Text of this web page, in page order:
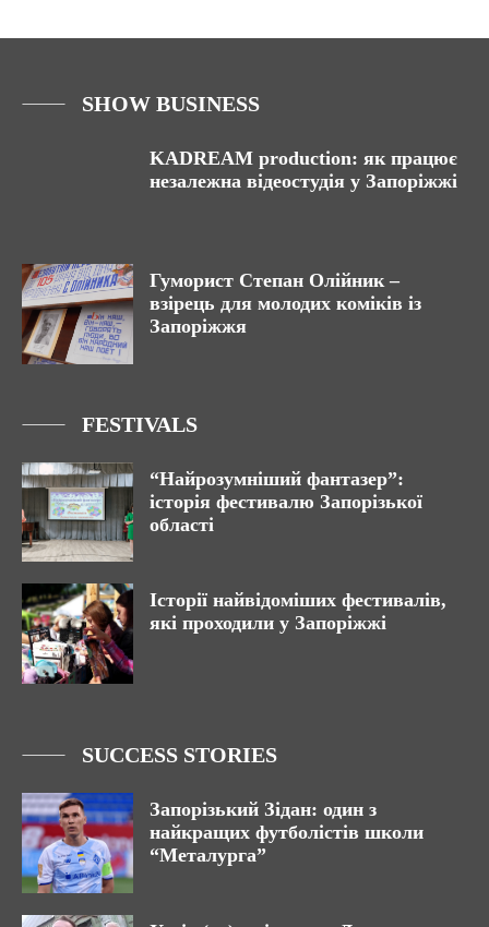
SHOW BUSINESS
KADREAM production: як працює
незалежна відеостудія у Запоріжжі
Гуморист Степан Олійник –
взірець для молодих коміків із
Запоріжжя
FESTIVALS
“Найрозумніший фантазер”:
історія фестивалю Запорізької
області
Історії найвідоміших фестивалів,
які проходили у Запоріжжі
SUCCESS STORIES
Запорізький Зідан: один з
найкращих футболістів школи
“Металурга”